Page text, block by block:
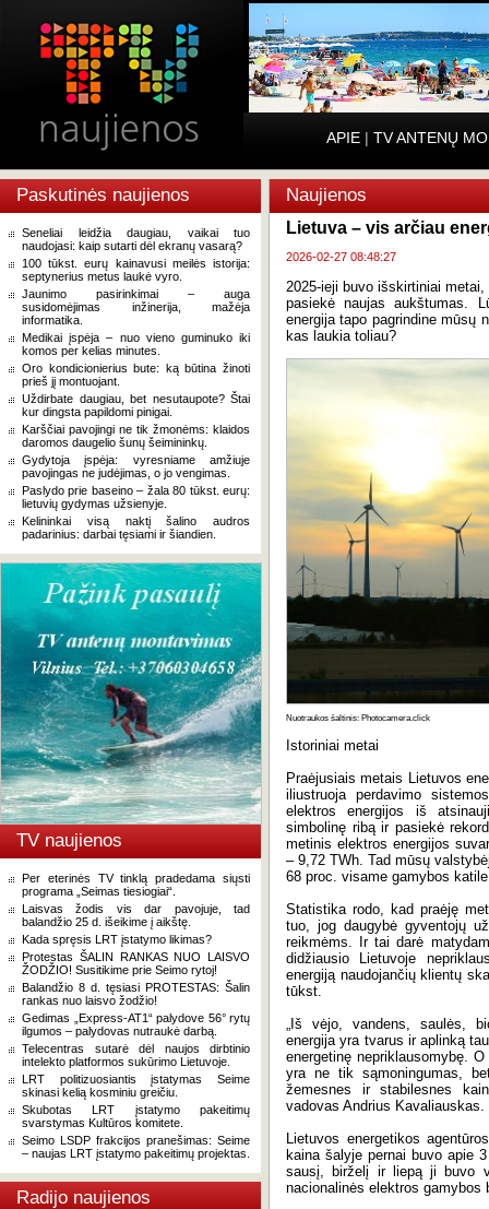
APIE | TV ANTENŲ
Paskutinės naujienos
Seneliai leidžia daugiau, vaikai tuo
naudojasi: kaip sutarti dėl ekranų vasarą?
100 tūkst. eurų kainavusi meilės istorija:
septynerius metus laukė vyro.
Jaunimo pasirinkimai – auga
susidomėjimas inžinerija, mažėja
informatika.
Medikai įspėja – nuo vieno guminuko iki
komos per kelias minutes.
Oro kondicionierius bute: ką būtina žinoti
prieš jį montuojant.
Uždirbate daugiau, bet nesutaupote? Štai
kur dingsta papildomi pinigai.
Karščiai pavojingi ne tik žmonėms: klaidos
daromos daugelio šunų šeimininkų.
Gydytoja įspėja: vyresniame amžiuje
pavojingas ne judėjimas, o jo vengimas.
Paslydo prie baseino – žala 80 tūkst. eurų:
lietuvių gydymas užsienyje.
Kelininkai visą naktį šalino audros
padarinius: darbai tęsiami ir šiandien.
TV naujienos
Per eterinės TV tinklą pradedama siųsti
programa „Seimas tiesiogiai“.
Laisvas žodis vis dar pavojuje, tad
balandžio 25 d. išeikime į aikštę.
Kada spręsis LRT įstatymo likimas?
Protestas ŠALIN RANKAS NUO LAISVO
ŽODŽIO! Susitikime prie Seimo rytoj!
Balandžio 8 d. tęsiasi PROTESTAS: Šalin
rankas nuo laisvo žodžio!
Gedimas „Express-AT1“ palydove 56° rytų
ilgumos – palydovas nutraukė darbą.
Telecentras sutarė dėl naujos dirbtinio
intelekto platformos sukūrimo Lietuvoje.
LRT politizuosiantis įstatymas Seime
skinasi kelią kosminiu greičiu.
Skubotas LRT įstatymo pakeitimų
svarstymas Kultūros komitete.
Seimo LSDP frakcijos pranešimas: Seime
– naujas LRT įstatymo pakeitimų projektas.
Radijo naujienos
Naujienos
Lietuva – vis arčiau
2026-02-27 08:48:27
2025-ieji buvo išskirtiniai
pasiekė naujas aukštumas.
energija tapo pagrindine mūsų
kas laukia toliau?
Nuotraukos šaltinis: Photocamera.click
Istoriniai metai
Praėjusiais metais Lietuvos
iliustruoja perdavimo
elektros energijos iš
simbolinę ribą ir pasiekė
metinis elektros energijos
– 9,72 TWh. Tad mūsų
68 proc. visame gamybos
Statistika rodo, kad praėję
tuo, jog daugybė gyventojų
reikmėms. Ir tai darė
didžiausio Lietuvoje
energiją naudojančių klientų
tūkst.
„Iš vėjo, vandens, saulės,
energija yra tvarus ir aplinką
energetinę nepriklausomybę.
yra ne tik sąmoningumas,
žemesnes ir stabilesnes
vadovas Andrius Kavaliauskas.
Lietuvos energetikos
kaina šalyje pernai buvo apie
sausį, birželį ir liepą ji buvo
nacionalinės elektros